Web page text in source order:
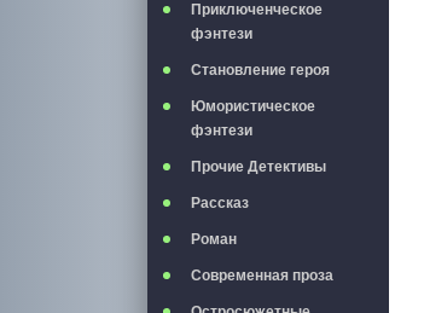
Приключенческое
фэнтези
Становление героя
Юмористическое
фэнтези
Прочие Детективы
Рассказ
Роман
Современная проза